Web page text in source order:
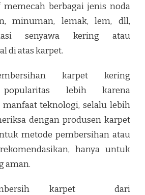
berbagai jenis noda
minuman, lemak, lem, dll,
senyawa kering atau
di atas karpet.
karpet kering
popularitas lebih karena
teknologi, selalu lebih
dengan produsen karpet
metode pembersihan atau
hanya untuk
aman.
karpet dari